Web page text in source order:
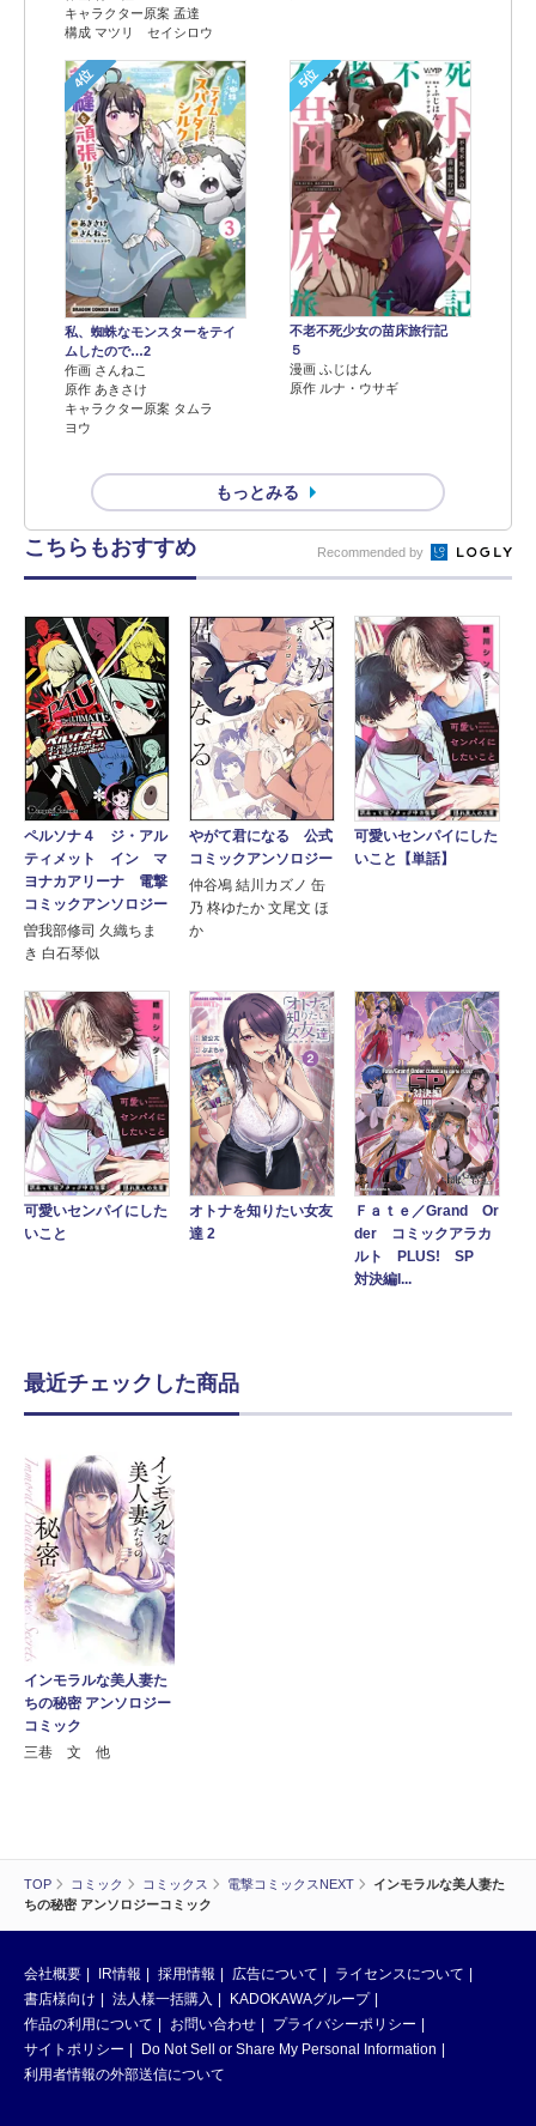
TOP コミック コミックス 電撃コミックスNEXT
インモラルな美人妻た
ちの秘密 アンソロジーコミック
キャラクター原案 孟達
構成 マツリ セイシロウ
4位
私、蜘蛛なモンスターをテイ
ムしたので…2
作画 さんねこ
原作 あきさけ
キャラクター原案 タムラ
ヨウ
5位
不老不死少女の苗床旅行記
５
漫画 ふじはん
原作 ルナ・ウサギ
もっとみる
こちらもおすすめ Recommended by
ペルソナ４ ジ・アル
ティメット イン マ
ヨナカアリーナ 電撃
コミックアンソロジー
曽我部修司 久織ちま
き 白石琴似
やがて君になる 公式
コミックアンソロジー
仲谷鳰 結川カズノ 缶
乃 柊ゆたか 文尾文 ほ
か
可愛いセンパイにした
いこと【単話】
可愛いセンパイにした
いこと
オトナを知りたい女友
達 2
Ｆａｔｅ／Grand Or
der コミックアラカ
ルト PLUS! SP
対決編I...
最近チェックした商品
インモラルな美人妻た
ちの秘密 アンソロジー
コミック
三巷 文 他
会社概要 IR情報 採用情報 広告について
ライセンスについて
書店様向け
法人様一括購入
KADOKAWAグループ
作品の利用について
お問い合わせ
プライバシーポリシー
サイトポリシー
Do Not Sell or Share My Personal Information
利用者情報の外部送信について